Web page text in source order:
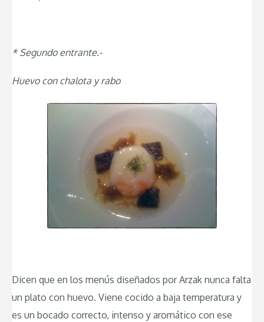
* Segundo entrante.-
Huevo con chalota y rabo
Dicen que en los menús diseñados por Arzak nunca falta
un plato con huevo. Viene cocido a baja temperatura y
es un bocado correcto, intenso y aromático con ese